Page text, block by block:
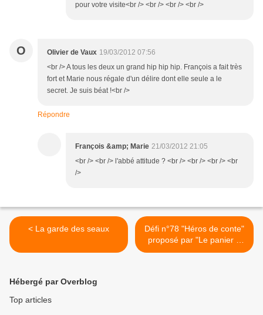
pour votre visite<br /> <br /> <br /> <br />
O Olivier de Vaux 19/03/2012 07:56
<br /> A tous les deux un grand hip hip hip. François a fait très
fort et Marie nous régale d'un délire dont elle seule a le
secret. Je suis béat !<br />
Répondre
François &amp; Marie 21/03/2012 21:05
<br /> <br /> l'abbé attitude ? <br /> <br /> <br /> <br
/>
< La garde des seaux
Défi n°78 "Héros de conte"
proposé par "Le panier à
histoires de Memette" pour
Hébergé par Overblog
Top articles